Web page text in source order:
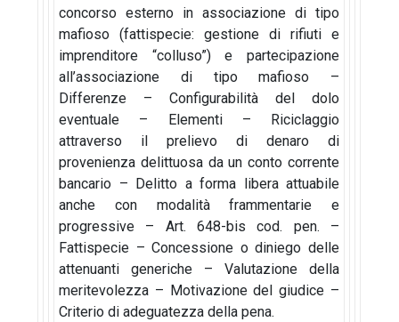
concorso esterno in associazione di tipo
mafioso (fattispecie: gestione di rifiuti e
imprenditore “colluso”) e partecipazione
all’associazione di tipo mafioso –
Differenze – Configurabilità del dolo
eventuale – Elementi – Riciclaggio
attraverso il prelievo di denaro di
provenienza delittuosa da un conto corrente
bancario – Delitto a forma libera attuabile
anche con modalità frammentarie e
progressive – Art. 648-bis cod. pen. –
Fattispecie – Concessione o diniego delle
attenuanti generiche – Valutazione della
meritevolezza – Motivazione del giudice –
Criterio di adeguatezza della pena.